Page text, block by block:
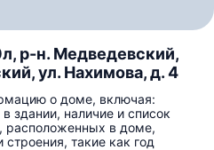
р-н. Медведевский,
ул. Нахимова, д. 4
о доме, включая:
здании, наличие и список
расположенных в доме,
такие как год